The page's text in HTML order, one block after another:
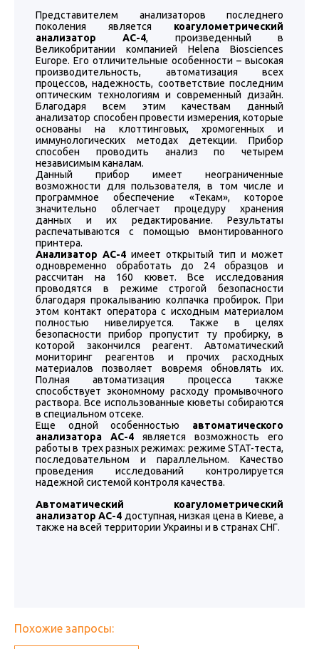
Представителем анализаторов последнего
поколения является коагулометрический
анализатор АС-4, произведенный в
Великобритании компанией Helena Biosciences
Europe. Его отличительные особенности – высокая
производительность, автоматизация всех
процессов, надежность, соответствие последним
оптическим технологиям и современный дизайн.
Благодаря всем этим качествам данный
анализатор способен провести измерения, которые
основаны на клоттинговых, хромогенных и
иммунологических методах детекции. Прибор
способен проводить анализ по четырем
независимым каналам.
Данный прибор имеет неограниченные
возможности для пользователя, в том числе и
программное обеспечение «Текам», которое
значительно облегчает процедуру хранения
данных и их редактирование. Результаты
распечатываются с помощью вмонтированного
принтера.
Анализатор АС-4 имеет открытый тип и может
одновременно обработать до 24 образцов и
рассчитан на 160 кювет. Все исследования
проводятся в режиме строгой безопасности
благодаря прокалыванию колпачка пробирок. При
этом контакт оператора с исходным материалом
полностью нивелируется. Также в целях
безопасности прибор пропустит ту пробирку, в
которой закончился реагент. Автоматический
мониторинг реагентов и прочих расходных
материалов позволяет вовремя обновлять их.
Полная автоматизация процесса также
способствует экономному расходу промывочного
раствора. Все использованные кюветы собираются
в специальном отсеке.
Еще одной особенностью автоматического
анализатора AC-4 является возможность его
работы в трех разных режимах: режиме STAT-теста,
последовательном и параллельном. Качество
проведения исследований контролируется
надежной системой контроля качества.
Автоматический коагулометрический
анализатор AC-4 доступная, низкая цена в Киеве, а
также на всей территории Украины и в странах СНГ.
Похожие запросы: